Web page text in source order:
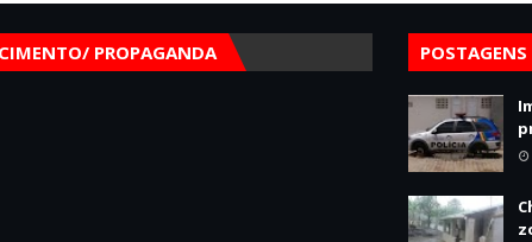
PROPAGANDA POSTAGENS